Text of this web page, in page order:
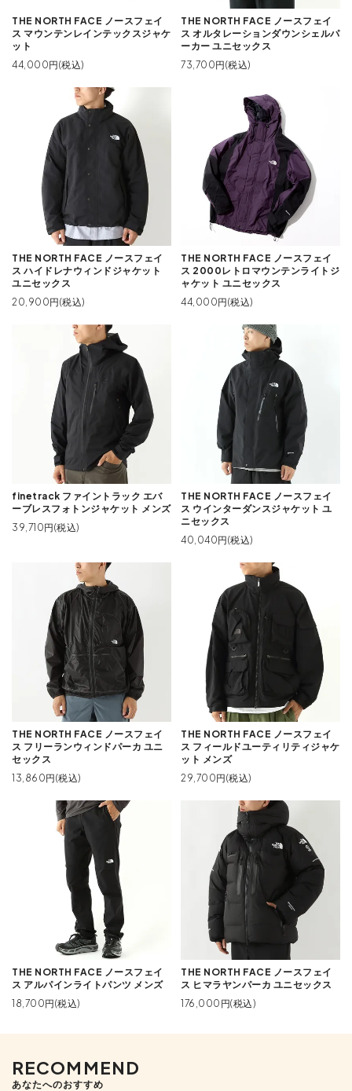
THE NORTH FACE ノースフェイ
ス マウンテンレインテックスジャケ
ット
44,000円(税込)
THE NORTH FACE ノースフェイ
ス オルタレーションダウンシェルパ
ーカー ユニセックス
73,700円(税込)
THE NORTH FACE ノースフェイ
ス ハイドレナウィンドジャケット
ユニセックス
20,900円(税込)
THE NORTH FACE ノースフェイ
ス 2000レトロマウンテンライトジ
ャケット ユニセックス
44,000円(税込)
finetrack ファイントラック エバ
ーブレスフォトンジャケット メンズ
39,710円(税込)
THE NORTH FACE ノースフェイ
ス ウインターダンスジャケット ユ
ニセックス
40,040円(税込)
THE NORTH FACE ノースフェイ
ス フリーランウィンドパーカ ユニ
セックス
13,860円(税込)
THE NORTH FACE ノースフェイ
ス フィールドユーティリティジャケ
ット メンズ
29,700円(税込)
THE NORTH FACE ノースフェイ
ス アルパインライトパンツ メンズ
18,700円(税込)
THE NORTH FACE ノースフェイ
ス ヒマラヤンパーカ ユニセックス
176,000円(税込)
RECOMMEND
あなたへのおすすめ